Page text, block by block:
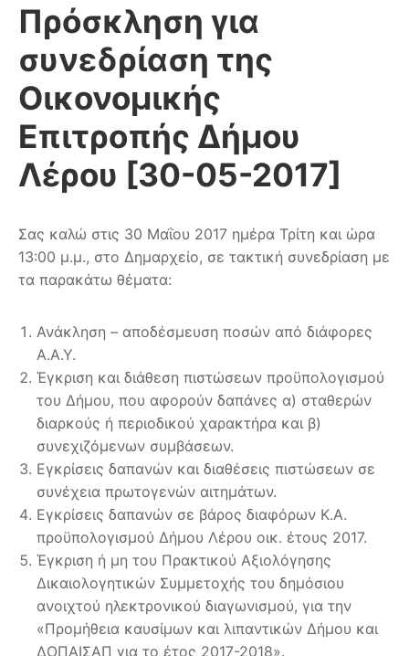
Πρόσκληση για
συνεδρίαση της
Οικονομικής
Επιτροπής Δήμου
Λέρου [30-05-2017]
Σας καλώ στις 30 Μαΐου 2017 ημέρα Τρίτη και ώρα
13:00 μ.μ., στο Δημαρχείο, σε τακτική συνεδρίαση με
τα παρακάτω θέματα:
Ανάκληση – αποδέσμευση ποσών από διάφορες
Α.Α.Υ.
Έγκριση και διάθεση πιστώσεων προϋπολογισμού
του Δήμου, που αφορούν δαπάνες α) σταθερών
διαρκούς ή περιοδικού χαρακτήρα και β)
συνεχιζόμενων συμβάσεων.
Εγκρίσεις δαπανών και διαθέσεις πιστώσεων σε
συνέχεια πρωτογενών αιτημάτων.
Εγκρίσεις δαπανών σε βάρος διαφόρων Κ.Α.
προϋπολογισμού Δήμου Λέρου οικ. έτους 2017.
Έγκριση ή μη του Πρακτικού Αξιολόγησης
Δικαιολογητικών Συμμετοχής του δημόσιου
ανοιχτού ηλεκτρονικού διαγωνισμού, για την
«Προμήθεια καυσίμων και λιπαντικών Δήμου και
ΔΟΠΑΙΣΑΠ για το έτος 2017-2018».